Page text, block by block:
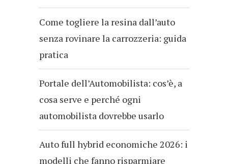
Come togliere la resina dall’auto
senza rovinare la carrozzeria: guida
pratica
Portale dell’Automobilista: cos’è, a
cosa serve e perché ogni
automobilista dovrebbe usarlo
Auto full hybrid economiche 2026: i
modelli che fanno risparmiare